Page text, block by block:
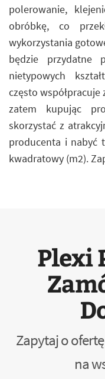
polerowanie,
obróbkę, co
wykorzystania
będzie przydatne
nietypowych
często
zatem kupując
skorzystać z
producenta i nabyć
kwadratowy (m2).
Plexi
Zapytaj o
na